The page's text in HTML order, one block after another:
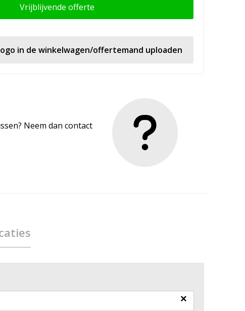
Vrijblijvende offerte
in de winkelwagen/offertemand uploaden
Neem dan contact
×